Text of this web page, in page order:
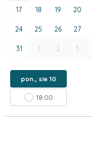
17 18 19 20
24 25 26 27
31 1 2 3
pon., sie 10
18:00